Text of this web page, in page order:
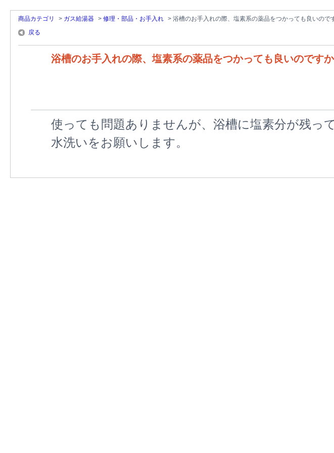
商品カテゴリ > ガス給湯器 > 修理・部品・お手入れ > 浴槽のお手入れの際、塩素系の薬品をつかっても良いので
戻る
浴槽のお手入れの際、塩素系の薬品をつかっても良いのです
使っても問題ありませんが、浴槽に塩素分が残っ
水洗いをお願いします。